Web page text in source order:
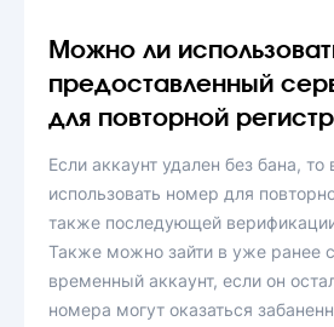
Можно ли
предоставленный
для повторной
Если аккаунт удален без бана,
использовать номер для
также последующей
Также можно зайти в уже ранее
временный аккаунт, если он
номера могут оказаться